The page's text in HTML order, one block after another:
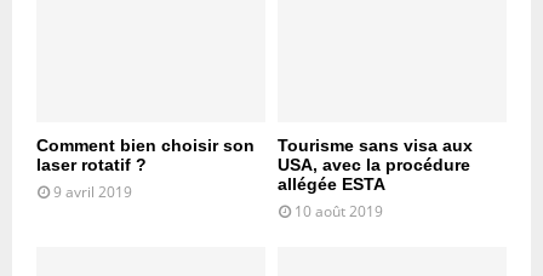
Comment bien choisir son
laser rotatif ?
9 avril 2019
Tourisme sans visa aux
USA, avec la procédure
allégée ESTA
10 août 2019